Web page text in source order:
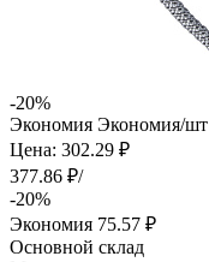
-20%
Экономия Экономия/шт
Цена: 302.29 ₽
377.86 ₽/
-20%
Экономия 75.57 ₽
Основной склад